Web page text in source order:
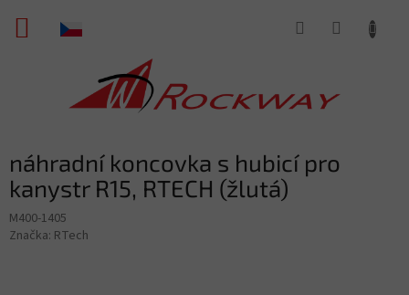
obsah
NÁKUPNÍ
náhradní koncovka s hubicí pro
kanystr R15, RTECH (žlutá)
M400-1405
Značka: RTech